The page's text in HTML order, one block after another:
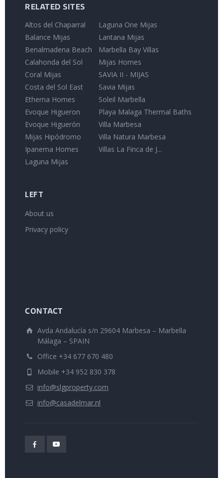
RELATED SITES
Altos del Chaparral
Balance Mijas
Benalmadena Beach
Calahonda del Sol
Coral Mijas
Costa del Sol East
Etherna Homes
Evoque Higueron
Evoque Higuerón
Mijas Hipódromo
Ipanema Homes
Laguna Mijas
Laguna One Mijas
Lantana Mijas
Marbella Bay Villas
Mijas Homes
SAVIA II - MIJAS
Savia Mijas
Soleil Marbella
Playa Malaga Thermal Baths
Villa Marbesa
Villa Natura Marbesa
Villas La Finca de J...
LEFT
About us
Privacy policy
CONTACT
Avda Andalucía s/n 29604 Marbesa – Marbella
Málaga – SPAIN
Office +34 677 670 480
Mobile +34 952 830 378
info@slgproperty.com
info@casadelmar.nl